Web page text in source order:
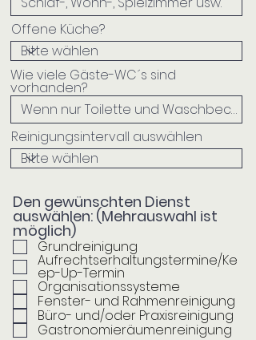
Offene Küche?
Wie viele Gäste-WC´s sind
vorhanden?
Reinigungsintervall auswählen
Den gewünschten Dienst
auswählen: (Mehrauswahl ist
möglich)
Grundreinigung
Aufrechtserhaltungstermine/Ke
ep-Up-Termin
Organisationssysteme
Fenster- und Rahmenreinigung
Büro- und/oder Praxisreinigung
Gastronomieräumenreinigung